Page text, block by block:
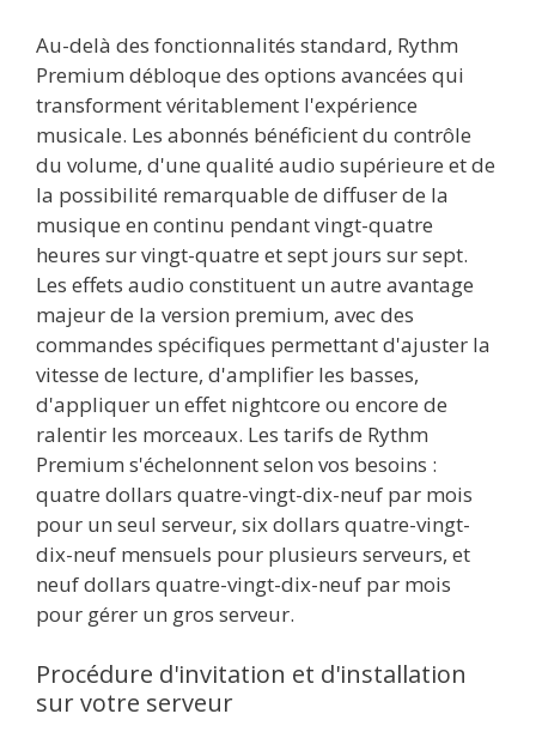
Au-delà des fonctionnalités standard, Rythm
Premium débloque des options avancées qui
transforment véritablement l'expérience
musicale. Les abonnés bénéficient du contrôle
du volume, d'une qualité audio supérieure et de
la possibilité remarquable de diffuser de la
musique en continu pendant vingt-quatre
heures sur vingt-quatre et sept jours sur sept.
Les effets audio constituent un autre avantage
majeur de la version premium, avec des
commandes spécifiques permettant d'ajuster la
vitesse de lecture, d'amplifier les basses,
d'appliquer un effet nightcore ou encore de
ralentir les morceaux. Les tarifs de Rythm
Premium s'échelonnent selon vos besoins :
quatre dollars quatre-vingt-dix-neuf par mois
pour un seul serveur, six dollars quatre-vingt-
dix-neuf mensuels pour plusieurs serveurs, et
neuf dollars quatre-vingt-dix-neuf par mois
pour gérer un gros serveur.
Procédure d'invitation et d'installation
sur votre serveur